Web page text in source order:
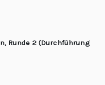
Runde 2 (Durchführung